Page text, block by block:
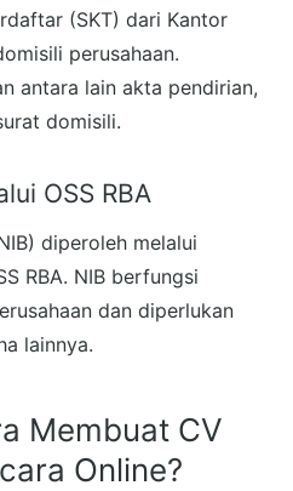
(SKT) dari Kantor
perusahaan.
antara lain akta pendirian,
domisili.
OSS RBA
diperoleh melalui
RBA. NIB berfungsi
dan diperlukan
lainnya.
Membuat CV
Online?